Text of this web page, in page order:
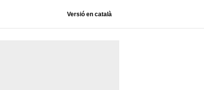
Versió en català